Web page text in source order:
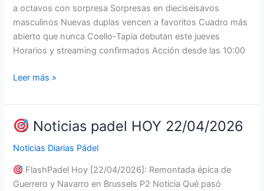
a octavos con sorpresa Sorpresas en dieciseisavos
masculinos Nuevas duplas vencen a favoritos Cuadro más
abierto que nunca Coello-Tapia debutan este jueves
Horarios y streaming confirmados Acción desde las 10:00
padel
HOY
23/04/2026
Leer más »
Noticias padel HOY 22/04/2026
Noticias Diarias Pádel
FlashPadel Hoy [22/04/2026]: Remontada épica de
Guerrero y Navarro en Brussels P2 Noticia Qué pasó